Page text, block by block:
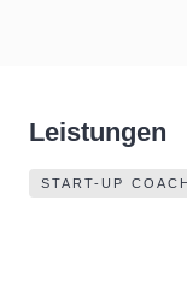
Leistungen
START-UP